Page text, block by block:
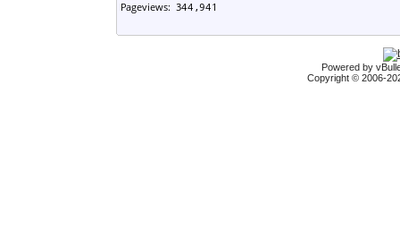
Powered by
Copyright © 2006-